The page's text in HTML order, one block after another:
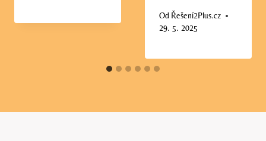
Od Řešení2Plus.cz
29. 5. 2025